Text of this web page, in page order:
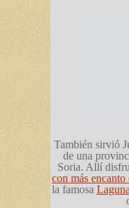
También sirvió
de una
Soria. Allí
con más
la famosa